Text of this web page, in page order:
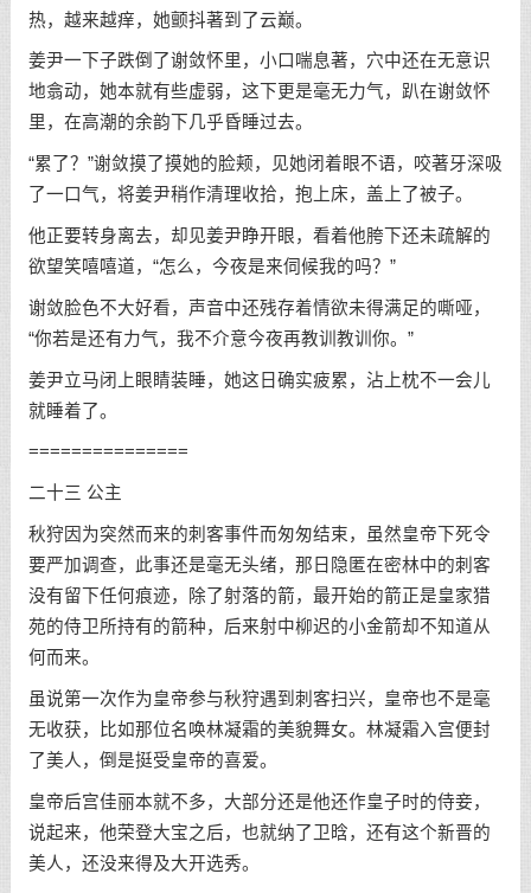
热，越来越痒，她颤抖著到了云巅。
姜尹一下子跌倒了谢敛怀里，小口喘息著，穴中还在无意识
地翕动，她本就有些虚弱，这下更是毫无力气，趴在谢敛怀
里，在高潮的余韵下几乎昏睡过去。
“累了？”谢敛摸了摸她的脸颊，见她闭着眼不语，咬著牙深吸
了一口气，将姜尹稍作清理收拾，抱上床，盖上了被子。
他正要转身离去，却见姜尹睁开眼，看着他胯下还未疏解的
欲望笑嘻嘻道，“怎么，今夜是来伺候我的吗？”
谢敛脸色不大好看，声音中还残存着情欲未得满足的嘶哑，
“你若是还有力气，我不介意今夜再教训教训你。”
姜尹立马闭上眼睛装睡，她这日确实疲累，沾上枕不一会儿
就睡着了。
===============
二十三 公主
秋狩因为突然而来的刺客事件而匆匆结束，虽然皇帝下死令
要严加调查，此事还是毫无头绪，那日隐匿在密林中的刺客
没有留下任何痕迹，除了射落的箭，最开始的箭正是皇家猎
苑的侍卫所持有的箭种，后来射中柳迟的小金箭却不知道从
何而来。
虽说第一次作为皇帝参与秋狩遇到刺客扫兴，皇帝也不是毫
无收获，比如那位名唤林凝霜的美貌舞女。林凝霜入宫便封
了美人，倒是挺受皇帝的喜爱。
皇帝后宫佳丽本就不多，大部分还是他还作皇子时的侍妾，
说起来，他荣登大宝之后，也就纳了卫晗，还有这个新晋的
美人，还没来得及大开选秀。